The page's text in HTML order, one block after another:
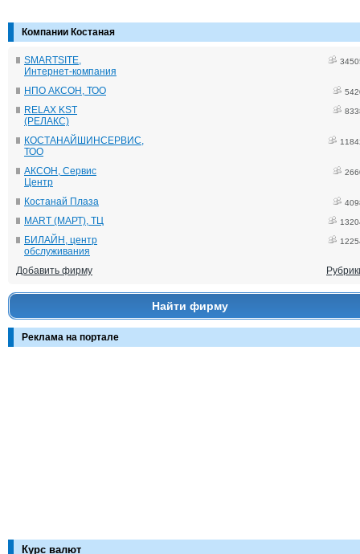
Компании Костаная
SMARTSITE,
Интернет-компания
НПО АКСОН, ТОО
RELAX KST
(РЕЛАКС)
КОСТАНАЙШИНСЕРВИС,
ТОО
АКСОН, Сервис
Центр
Костанай Плаза
MART (МАРТ), ТЦ
БИЛАЙН, центр
обслуживания
Добавить фирму
Найти фирму
Реклама на портале
Курс валют